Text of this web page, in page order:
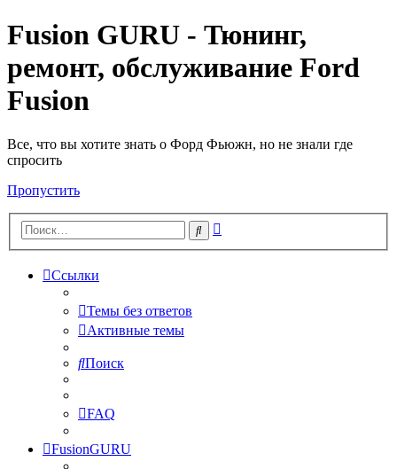
Fusion GURU - Тюнинг,
ремонт, обслуживание Ford
Fusion
Все, что вы хотите знать о Форд Фьюжн, но не знали где
спросить
Пропустить
Поиск
Ссылки
Темы без ответов
Активные темы
Поиск
FAQ
FusionGURU